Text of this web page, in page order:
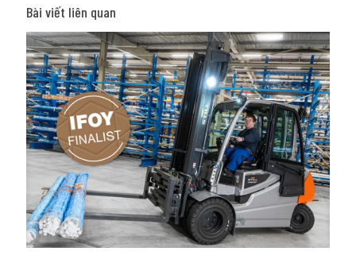
Bài viết liên quan